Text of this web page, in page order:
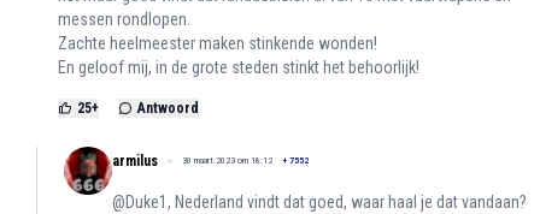
messen rondlopen.
Zachte heelmeester maken stinkende wonden!
En geloof mij, in de grote steden stinkt het behoorlijk!
25+ Antwoord
armilus 30 maart 2023 om 18:12 + 7552
@Duke1, Nederland vindt dat goed, waar haal je dat vandaan?